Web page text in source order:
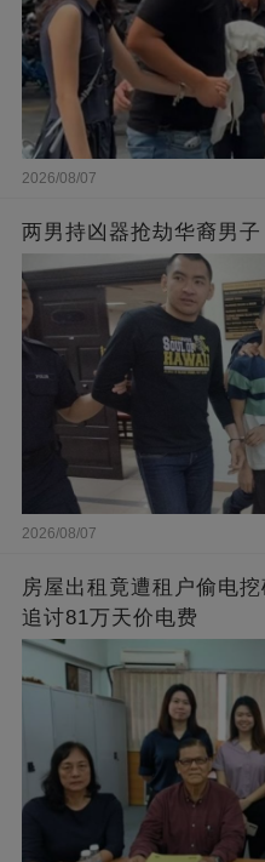
2026/08/07
两男持凶器抢劫华裔男
2026/08/07
房屋出租竟遭租户偷电
追讨81万天价电费